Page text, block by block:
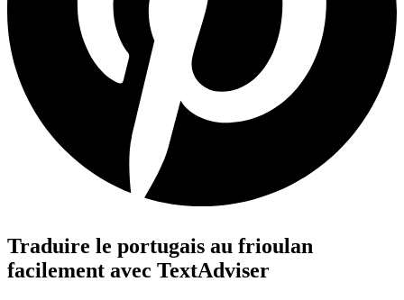
Traduire le portugais au frioulan
facilement avec TextAdviser